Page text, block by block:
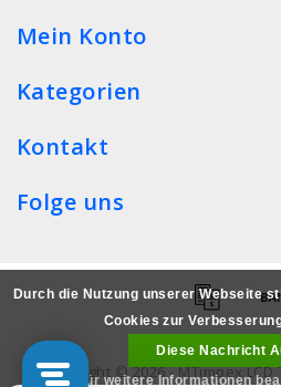
Mein Konto
Kategorien
Kontakt
Folge uns
Copyright © 2026 - MTimpex
Durch die Nutzung unserer Webseite
Cookies zur
Diese Nachricht
Für weitere Informationen